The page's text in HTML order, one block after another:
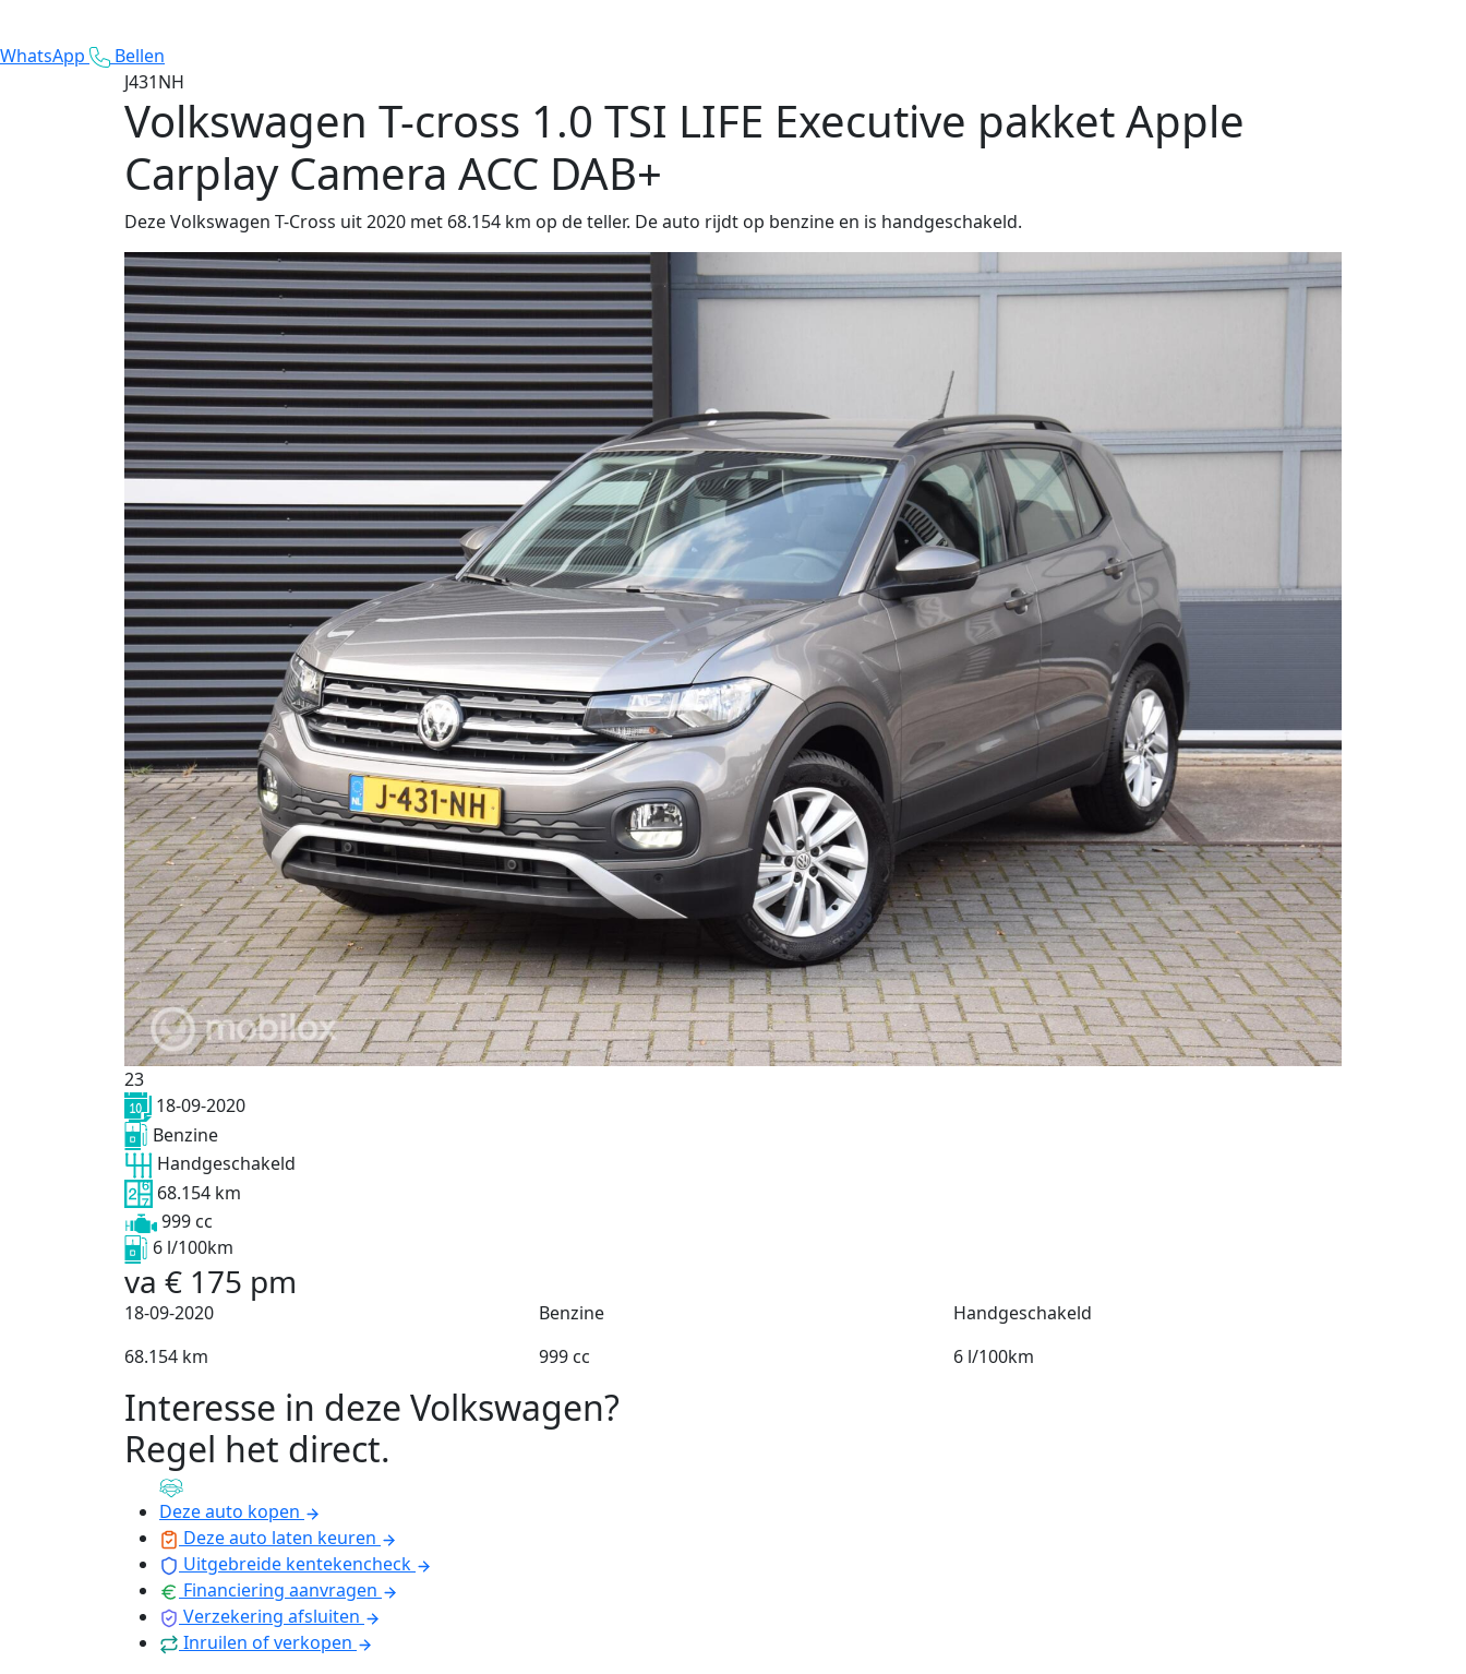
WhatsApp
Bellen
J431NH
Volkswagen T-cross 1.0 TSI LIFE Executive pakket Apple
Carplay Camera ACC DAB+
Deze Volkswagen T-Cross uit 2020 met 68.154 km op de teller. De auto rijdt op benzine en is handgeschakeld.
23
18-09-2020
Benzine
Handgeschakeld
68.154 km
999 cc
6 l/100km
va € 175 pm
18-09-2020 Benzine
Handgeschakeld
68.154 km
999 cc 6 l/100km
Interesse in deze Volkswagen?
Regel het direct.
Deze auto kopen
Deze auto laten keuren
Uitgebreide kentekencheck
Financiering aanvragen
Verzekering afsluiten
Inruilen of verkopen